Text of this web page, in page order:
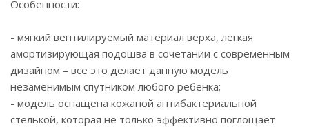
Особенности:
- мягкий вентилируемый материал верха, легкая
амортизирующая подошва в сочетании с современным
дизайном – все это делает данную модель
незаменимым спутником любого ребенка;
- модель оснащена кожаной антибактериальной
стелькой, которая не только эффективно поглощает